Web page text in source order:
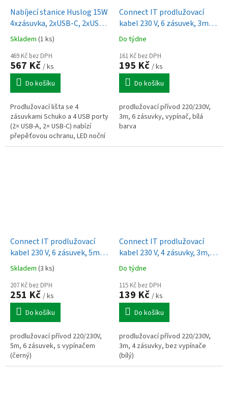
Nabíjecí stanice Huslog 15W
4xzásuvka, 2xUSB-C, 2xUSB,
1x LED světlo černá
Skladem (1 ks)
469 Kč bez DPH
567 Kč / ks
Do košíku
Prodlužovací lišta se 4
zásuvkami Schuko a 4 USB porty
(2× USB-A, 2× USB-C) nabízí
přepěťovou ochranu, LED noční
světlo a stabilní provedení s
Connect IT prodlužovací
kabel 230 V, 6 zásuvek, 3m, s
vypínačem (bílý)
Do týdne
161 Kč bez DPH
195 Kč / ks
Do košíku
prodlužovací přívod 220/230V,
3m, 6 zásuvky, vypínač, bílá
barva
Connect IT prodlužovací
kabel 230 V, 6 zásuvek, 5m, s
vypínačem (černý)
Skladem (3 ks)
207 Kč bez DPH
251 Kč / ks
Do košíku
prodlužovací přívod 220/230V,
5m, 6 zásuvek, s vypínačem
(černý)
Connect IT prodlužovací
kabel 230 V, 4 zásuvky, 3m,
bez vypínače (bílý)
Do týdne
115 Kč bez DPH
139 Kč / ks
Do košíku
prodlužovací přívod 220/230V,
3m, 4 zásuvky, bez vypínače
(bílý)